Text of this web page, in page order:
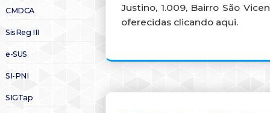
CMDCA
SisReg III
e-SUS
SI-PNI
SIGTap
Justino, 1.009, Bairro São
oferecidas clicando aqui.